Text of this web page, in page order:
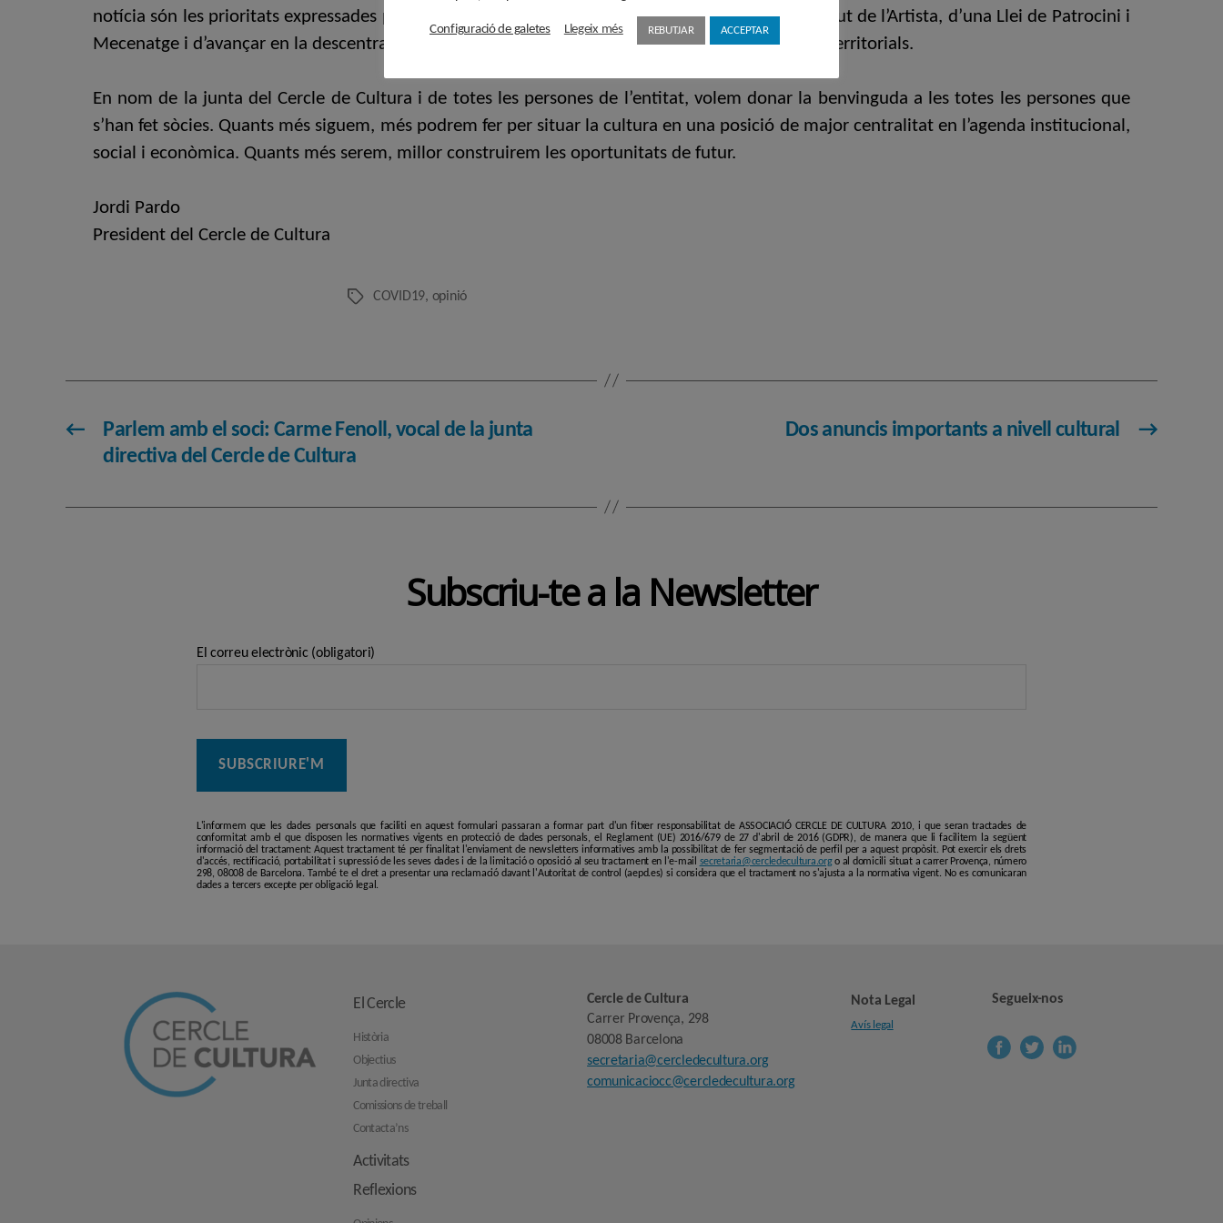
notícia són les prioritats expressades pel Ministre de Cultura, Miquel Iceta de disposar de l’Estatut de l’Artista, d’una Llei de Patrocini i
Mecenatge i d’avançar en la descentralització del Ministeri, equilibrant el seu suport en termes territorials.
En nom de la junta del Cercle de Cultura i de totes les persones de l’entitat, volem donar la benvinguda a les totes les persones que
s’han fet sòcies. Quants més siguem, més podrem fer per situar la cultura en una posició de major centralitat en l’agenda institucional,
social i econòmica. Quants més serem, millor construirem les oportunitats de futur.
Jordi Pardo
President del Cercle de Cultura
EtiquetesCOVID19, opinió
←
Parlem amb el soci: Carme Fenoll, vocal de la junta
directiva del Cercle de Cultura
→
Dos anuncis importants a nivell cultural
Subscriu-te a la Newsletter
El correu electrònic (obligatori)
L'informem que les dades personals que faciliti en aquest formulari passaran a formar part d'un fitxer responsabilitat de ASSOCIACIÓ CERCLE DE CULTURA 2010, i que seran tractades de
conformitat amb el que disposen les normatives vigents en protecció de dades personals, el Reglament (UE) 2016/679 de 27 d'abril de 2016 (GDPR), de manera que li facilitem la següent
informació del tractament: Aquest tractament té per finalitat l'enviament de newsletters informatives amb la possibilitat de fer segmentació de perfil per a aquest propòsit. Pot exercir els drets
d'accés, rectificació, portabilitat i supressió de les seves dades i de la limitació o oposició al seu tractament en l'e-mail secretaria@cercledecultura.orgo al domicili situat a carrer Provença, número
298, 08008 de Barcelona. També te el dret a presentar una reclamació davant l'Autoritat de control (aepd.es) si considera que el tractament no s'ajusta a la normativa vigent. No es comunicaran
dades a tercers excepte per obligació legal.
El Cercle
Història
Objectius
Junta directiva
Comissions de treball
Contacta’ns
Activitats
Reflexions
Cercle de Cultura
Carrer Provença, 298
08008 Barcelona
secretaria@cercledecultura.org
comunicaciocc@cercledecultura.org
Nota Legal
Avís legal
Segueix-nos
Configuració de galetes Llegeix més REBUTJAR ACCEPTAR